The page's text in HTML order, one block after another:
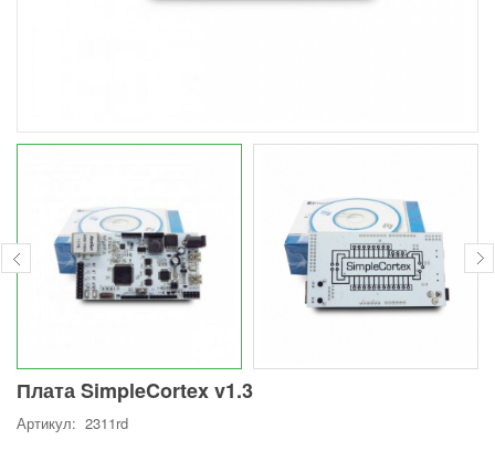
Плата SimpleCortex v1.3
Артикул: 2311rd